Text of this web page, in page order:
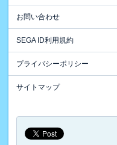
お問い合わせ
SEGA ID利用規約
プライバシーポリシー
サイトマップ